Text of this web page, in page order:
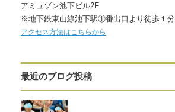
アミュゾン池下ビル2F
※地下鉄東山線池下駅①番出口より徒歩１分
アクセス方法はこちらから
最近のブログ投稿